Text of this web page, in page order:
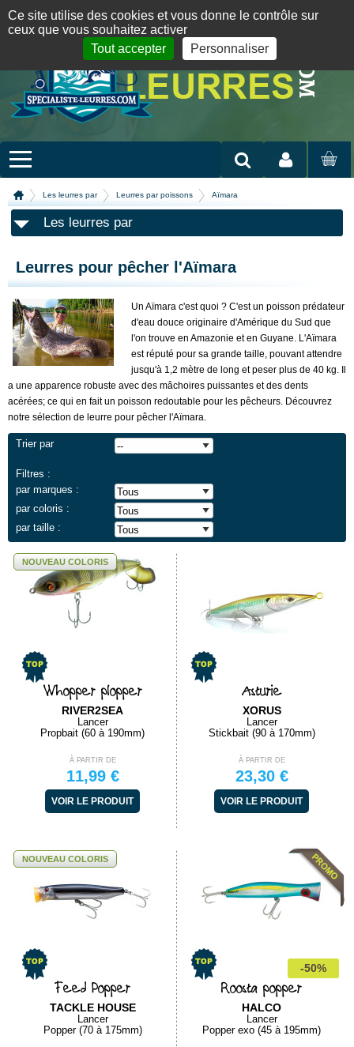
09 72 36 55 01 06 08 07 98 87 English version
MON
Les leurres par Leurres par poissons Aïmara
Les leurres par
Leurres pour pêcher l'Aïmara
Un Aïmara c'est quoi ? C'est un poisson prédateur
d'eau douce originaire d'Amérique du Sud que
l'on trouve en Amazonie et en Guyane. L'Aïmara
est réputé pour sa grande taille, pouvant attendre
jusqu'à 1,2 mètre de long et peser plus de 40 kg. Il
a une apparence robuste avec des mâchoires puissantes et des dents
acérées; ce qui en fait un poisson redoutable pour les pêcheurs. Découvrez
notre sélection de leurre pour pêcher l'Aïmara.
Trier par
Filtres :
par marques :
par coloris :
par taille :
NOUVEAU COLORIS
Whopper plopper
RIVER2SEA
Lancer
Propbait (60 à 190mm)
À PARTIR DE
11,99 €
VOIR LE PRODUIT
Asturie
XORUS
Lancer
Stickbait (90 à 170mm)
À PARTIR DE
23,30 €
VOIR LE PRODUIT
NOUVEAU COLORIS
Feed Popper
TACKLE HOUSE
Lancer
Popper (70 à 175mm)
-50%
Roosta popper
HALCO
Lancer
Popper exo (45 à 195mm)
Panneau de gestion des cookies
Ce site utilise des cookies et vous donne le contrôle sur
ceux que vous souhaitez activer
Tout accepter
Personnaliser